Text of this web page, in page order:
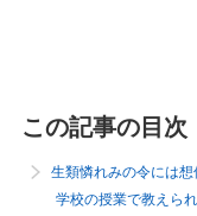
この記事の目次
生類憐れみの令には
学校の授業で教えら